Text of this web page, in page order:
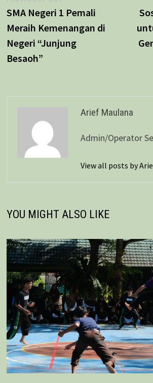
pos
post:
SMA Negeri 1 Pemali
Meraih Kemenangan di
Negeri “Junjung
Besaoh”
Arief Maulana
Admin/Operator
View all posts by
YOU MIGHT ALSO LIKE